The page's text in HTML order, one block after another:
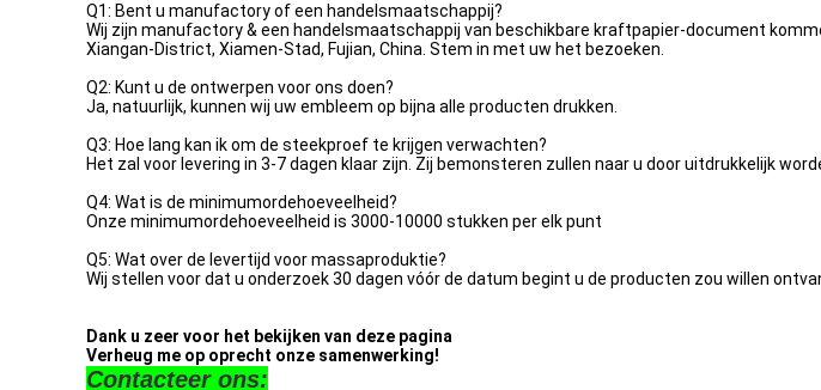
Q1: Bent u manufactory of een handelsmaatschappij?
Wij zijn manufactory & een handelsmaatschappij van beschikbare kraftpapier-document
Xiangan-District, Xiamen-Stad, Fujian, China. Stem in met uw het bezoeken.
Q2: Kunt u de ontwerpen voor ons doen?
Ja, natuurlijk, kunnen wij uw embleem op bijna alle producten drukken.
Q3: Hoe lang kan ik om de steekproef te krijgen verwachten?
Het zal voor levering in 3-7 dagen klaar zijn. Zij bemonsteren zullen naar u door uitdrukkelijk
Q4: Wat is de minimumordehoeveelheid?
Onze minimumordehoeveelheid is 3000-10000 stukken per elk punt
Q5: Wat over de levertijd voor massaproduktie?
Wij stellen voor dat u onderzoek 30 dagen vóór de datum begint u de producten zou willen
Dank u zeer voor het bekijken van deze pagina
Verheug me op oprecht onze samenwerking!
Contacteer ons: